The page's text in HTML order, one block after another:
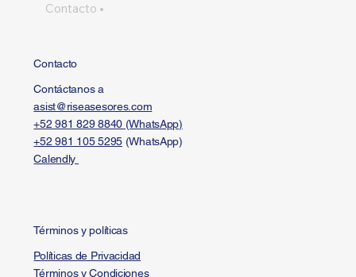
Contacto
Contacto
Contáctanos a
asist@riseasesores.com
+52 981 829 8840 (WhatsApp)
+52 981 105 5295(WhatsApp)
Calendly
Términos y políticas
Políticas de Privacidad
Términos y Condiciones